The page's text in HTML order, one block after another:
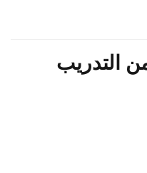
التدريب